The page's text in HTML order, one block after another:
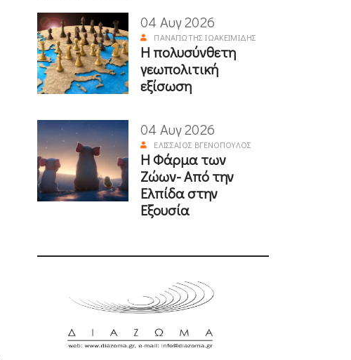
04 Αυγ 2026
ΠΑΝΑΓΙΏΤΗΣ ΙΩΑΚΕΙΜΊΔΗΣ
Η πολυσύνθετη
γεωπολιτική
εξίσωση
04 Αυγ 2026
ΕΛΙΣΣΑΊΟΣ ΒΓΕΝΌΠΟΥΛΟΣ
Η Φάρμα των
Ζώων- Από την
Ελπίδα στην
Εξουσία